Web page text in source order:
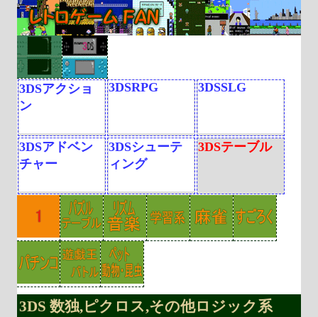
3DSアクショ
ン
3DSRPG 3DSSLG
3DSアドベン
チャー
3DSシューテ
ィング
3DSテーブル
3DS 数独,ピクロス,その他ロジック系